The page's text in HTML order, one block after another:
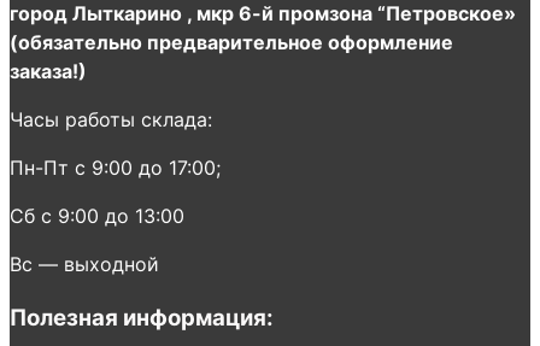
город Лыткарино , мкр 6-й промзона “Петровское»
(обязательно предварительное оформление
заказа!)
Часы работы склада:
Пн-Пт с 9:00 до 17:00;
Сб с 9:00 до 13:00
Вс — выходной
Полезная информация: